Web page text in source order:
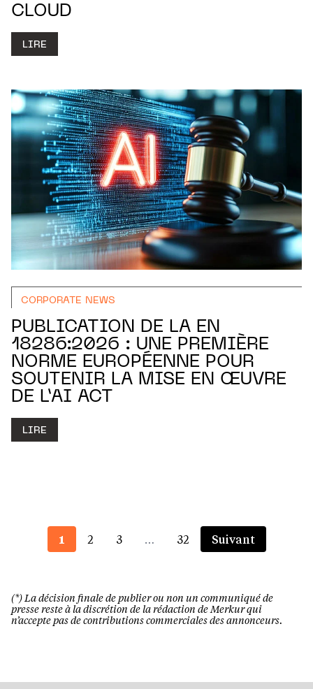
CLOUD
LIRE
CORPORATE NEWS
PUBLICATION DE LA EN
18286:2026 : UNE PREMIÈRE
NORME EUROPÉENNE POUR
SOUTENIR LA MISE EN ŒUVRE
DE L’AI ACT
LIRE
1 2 3 … 32 Suivant
(*) La décision finale de publier ou non un communiqué de
presse reste à la discrétion de la rédaction de Merkur qui
n’accepte pas de contributions commerciales des annonceurs.